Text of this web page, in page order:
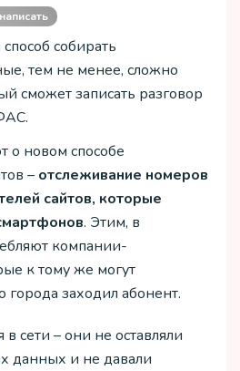
написать
собирать
тем не менее, сложно
сможет записать разговор
о новом способе
– отслеживание номеров
сайтов, которые
. Этим, в
компании-
к тому же могут
города заходил абонент.
сети – они не оставляли
данных и не давали